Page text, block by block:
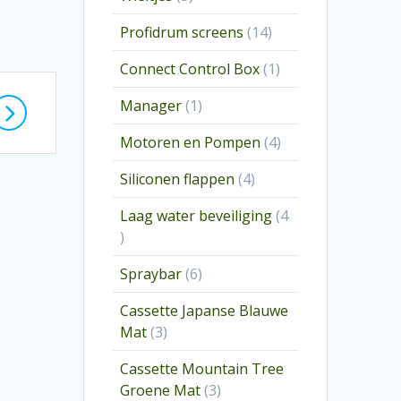
producten
Profidrum screens 1414
producten
Connect Control Box 11
product
Manager 11
product
Motoren en Pompen 44
producten
Siliconen flappen 44
producten
Laag water beveiliging 4
4
producten
Spraybar 66
producten
Cassette Japanse Blauwe
Mat 33
producten
Cassette Mountain Tree
Groene Mat 33